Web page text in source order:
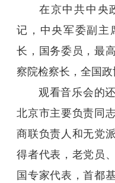
在京中共中央
记，中央军委副主
长，国务委员，最
察院检察长，全国政
观看音乐会的还
北京市主要负责同
商联负责人和无党
得者代表，老党员
国专家代表，首都